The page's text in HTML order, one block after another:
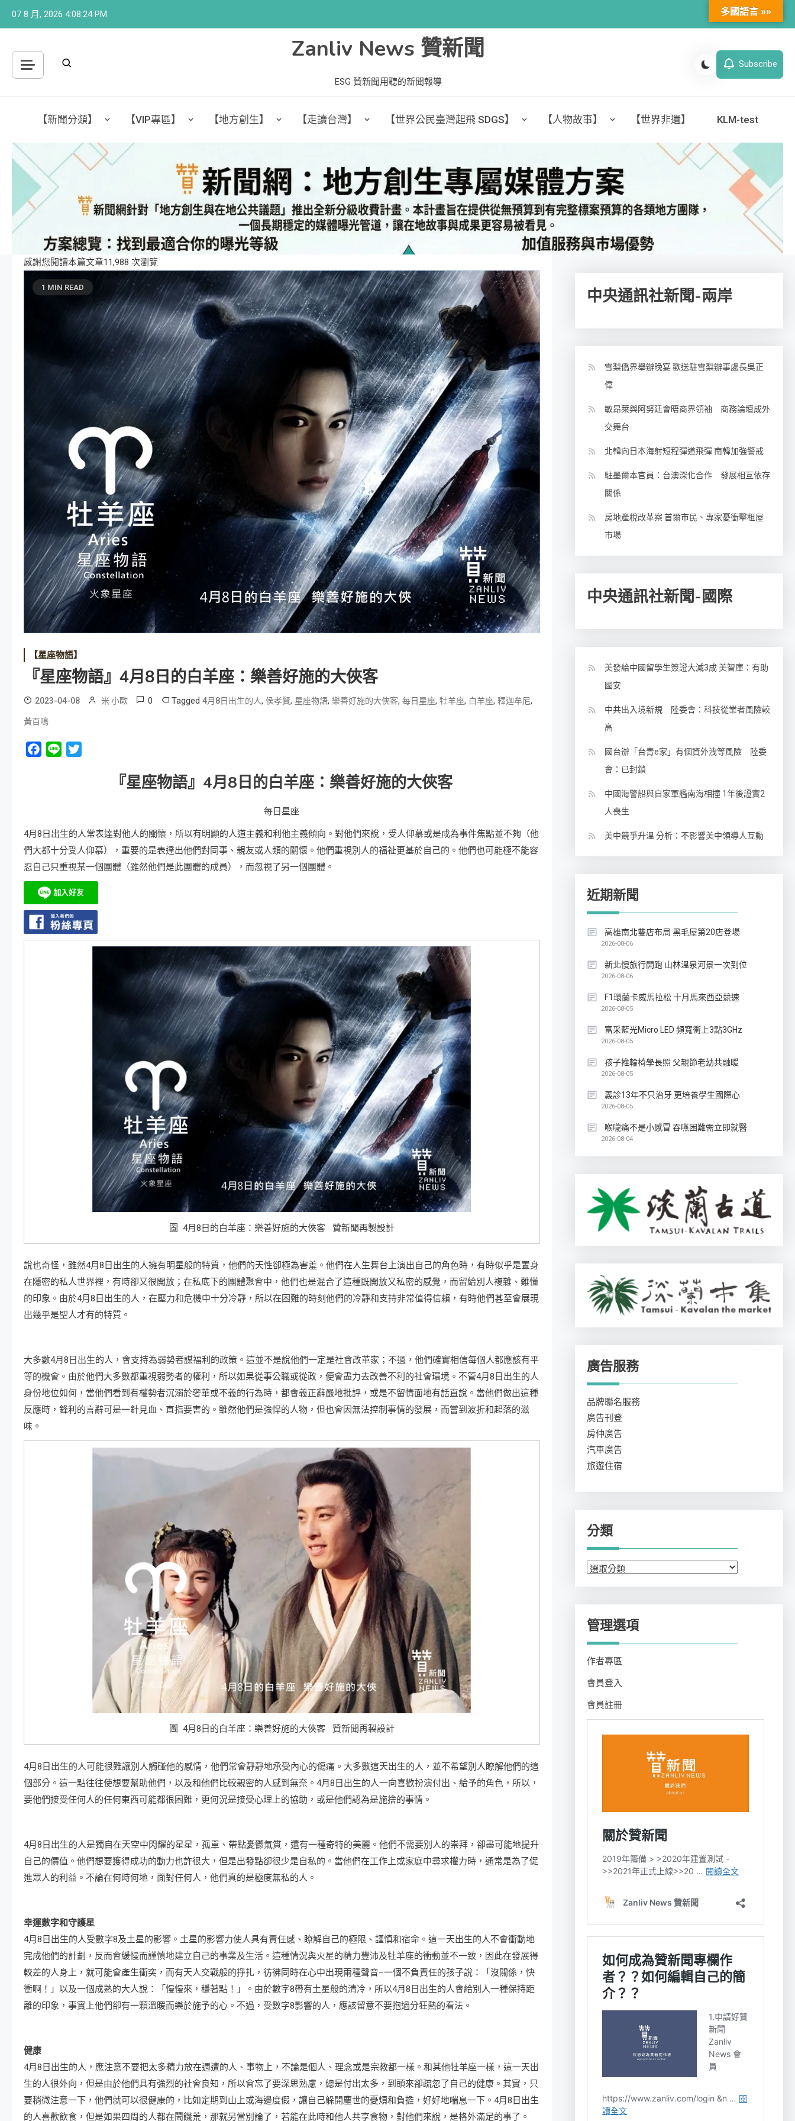
07 8 月, 2026 4:08:26 PM
Zanliv News 贊新聞
ESG 贊新聞用聽的新聞報導
Subscribe
【新聞分類】 【VIP專區】 【地方創生】 【走讀台灣】 【世界公民臺灣起飛 SDGS】 【人物故事】 【世界非遺】 KLM-test
感謝您閱讀本篇文章11,988 次瀏覽
1 MIN READ
【星座物語】
『星座物語』4月8日的白羊座：樂善好施的大俠客
2023-04-08 米 小歐 0 Tagged 4月8日出生的人, 侯孝賢, 星座物語, 樂善好施的大俠客, 每日星座, 牡羊座, 白羊座, 釋迦牟尼,
黃百鳴
Facebook
Line
『星座物語』 4月8 日 的白羊座：樂善好施的大俠客
每日星座
4月8日出生的人常表達對他人的關懷，所以有明顯的人道主義和利他主義傾向。對他們來說，受人仰慕或是成為事件焦點並不夠（他
們大都十分受人仰慕），重要的是表達出他們對同事、親友或人類的關懷。他們重視別人的福祉更基於自己的。他們也可能極不能容
忍自己只重視某一個團體（雖然他們是此團體的成員），而忽視了另一個團體。
圖 4月8日的白羊座：樂善好施的大俠客 贊新聞再製設計
說也奇怪，雖然4月8日出生的人擁有明星般的特質，他們的天性卻極為害羞。他們在人生舞台上演出自己的角色時，有時似乎是置身
在隱密的私人世界裡，有時卻又很開放；在私底下的團體聚會中，他們也是混合了這種既開放又私密的感覺，而留給別人複雜、難懂
的印象。由於4月8日出生的人，在壓力和危機中十分冷靜，所以在困難的時刻他們的冷靜和支持非常值得信賴，有時他們甚至會展現
出幾乎是聖人才有的特質。
大多數4月8日出生的人，會支持為弱勢者謀福利的政策。這並不是說他們一定是社會改革家；不過，他們確實相信每個人都應該有平
等的機會。由於他們大多數都重視弱勢者的權利，所以如果從事公職或從政，便會盡力去改善不利的社會環境。不管4月8日出生的人
身份地位如何，當他們看到有權勢者沉溺於奢華或不義的行為時，都會義正辭嚴地批評，或是不留情面地有話直說。當他們做出這種
反應時，鋒利的言辭可是一針見血、直指要害的。雖然他們是強悍的人物，但也會因無法控制事情的發展，而嘗到波折和起落的滋
味。
圖 4月8日的白羊座：樂善好施的大俠客 贊新聞再製設計
4月8日出生的人可能很難讓別人觸碰他的感情，他們常會靜靜地承受內心的傷痛。大多數這天出生的人，並不希望別人瞭解他們的這
個部分。這一點往往使想要幫助他們，以及和他們比較親密的人感到無奈。4月8日出生的人一向喜歡扮演付出、給予的角色，所以，
要他們接受任何人的任何東西可能都很困難，更何況是接受心理上的協助，或是他們認為是施捨的事情。
4月8日出生的人是獨自在天空中閃耀的星星，孤單、帶點憂鬱氣質，還有一種奇特的美麗。他們不需要別人的崇拜，卻盡可能地提升
自己的價值。他們想要獲得成功的動力也許很大，但是出發點卻很少是自私的。當他們在工作上或家庭中尋求權力時，通常是為了促
進眾人的利益。不論在何時何地，面對任何人，他們真的是極度無私的人。
幸運數字和守護星
4月8日出生的人受數字8及土星的影響。土星的影響力使人具有責任感、瞭解自己的極限、謹慎和宿命。這一天出生的人不會衝動地
完成他們的計劃，反而會緩慢而謹慎地建立自己的事業及生活。這種情況與火星的精力豐沛及牡羊座的衝動並不一致，因此在發展得
較差的人身上，就可能會產生衝突，而有天人交戰般的掙扎，彷彿同時在心中出現兩種聲音–一個不負責任的孩子說：「沒關係，快
衝啊！」以及一個成熟的大人說：「慢慢來，穩著點！」。由於數字8帶有土星般的清冷，所以4月8日出生的人會給別人一種保持距
離的印象，事實上他們卻有一顆溫暖而樂於施予的心。不過，受數字8影響的人，應該留意不要抱過分狂熱的看法。
健康
4月8日出生的人，應注意不要把太多精力放在週遭的人、事物上，不論是個人、理念或是宗教都一樣。和其他牡羊座一樣，這一天出
生的人很外向，但是由於他們具有強烈的社會良知，所以會忘了要深思熟慮，總是付出太多，到頭來卻疏忽了自己的健康。其實，只
要稍微注意一下，他們就可以很健康的，比如定期到山上或海邊度假，讓自己躲開塵世的憂煩和負擔，好好地喘息一下。4月8日出生
的人喜歡飲食，但是如果四周的人都在鬧饑荒，那就另當別論了，若能在此時和他人共享食物，對他們來說，是格外滿足的事了。
中央通訊社新聞-兩岸
雪梨僑界舉辦晚宴 歡送駐雪梨辦事處長吳正
偉
敏昂萊與阿努廷會晤商界領袖 商務論壇成外
交舞台
北韓向日本海射短程彈道飛彈 南韓加強警戒
駐墨爾本官員：台澳深化合作 發展相互依存
關係
房地產稅改革案 首爾市民、專家憂衝擊租屋
市場
中央通訊社新聞-國際
美發給中國留學生簽證大減3成 美智庫：有助
國安
中共出入境新規 陸委會：科技從業者風險較
高
國台辦「台青e家」有個資外洩等風險 陸委
會：已封鎖
中國海警船與自家軍艦南海相撞 1年後證實2
人喪生
美中競爭升溫 分析：不影響美中領導人互動
近期新聞
高雄南北雙店布局 黑毛屋第20店登場
2026-08-06
新北慢旅行開跑 山林溫泉河景一次到位
2026-08-06
F1環蘭卡威馬拉松 十月馬來西亞競速
2026-08-05
富采藍光Micro LED 頻寬衝上3點3GHz
2026-08-05
孩子推輪椅學長照 父親節老幼共融暖
2026-08-05
義診13年不只治牙 更培養學生國際心
2026-08-05
喉嚨痛不是小感冒 吞嚥困難需立即就醫
2026-08-04
廣告服務
品牌聯名服務
廣告刊登
房仲廣告
汽車廣告
旅遊住宿
分類
分
管理選項
作者專區
會員登入
會員註冊
多國語言 »»